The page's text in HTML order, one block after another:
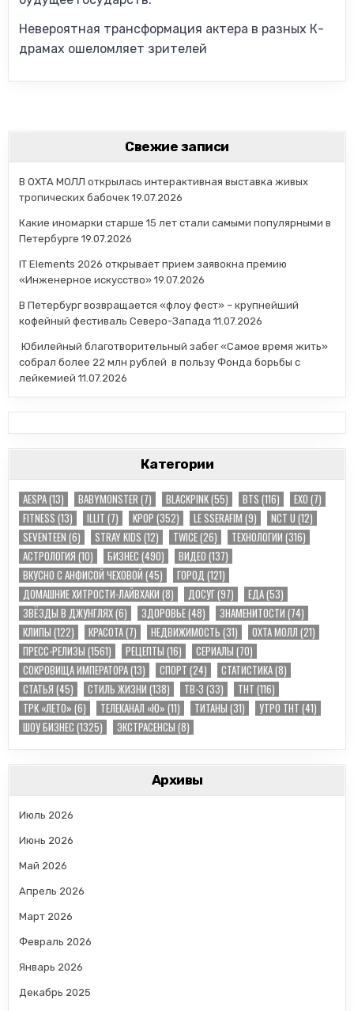
Невероятная трансформация актера в разных К-
драмах ошеломляет зрителей
Свежие записи
В ОХТА МОЛЛ открылась интерактивная выставка живых
тропических бабочек 19.07.2026
Какие иномарки старше 15 лет стали самыми популярными в
Петербурге 19.07.2026
IT Elements 2026 открывает прием заявокна премию
«Инженерное искусство» 19.07.2026
В Петербург возвращается «флоу фест» – крупнейший
кофейный фестиваль Северо-Запада 11.07.2026
Юбилейный благотворительный забег «Самое время жить»
собрал более 22 млн рублей в пользу Фонда борьбы с
лейкемией 11.07.2026
Категории
AESPA(13) BABYMONSTER (7) BLACKPINK(55) BTS (116) EXO (7)
FITNESS (13) ILLIT (7) KPOP (352) LE SSERAFIM (9) NCT U (12)
SEVENTEEN (6) STRAY KIDS (12) TWICE(26) TЕХНОЛОГИИ (316)
АСТРОЛОГИЯ (10) БИЗНЕС (490) ВИДЕО (137)
ВКУСНО С АНФИСОЙ ЧЕХОВОЙ (45) ГОРОД (121)
ДОМАШНИЕ ХИТРОСТИ-ЛАЙВХАКИ (8) ДОСУГ(97) ЕДА(53)
ЗВЁЗДЫ В ДЖУНГЛЯХ(6) ЗДОРОВЬЕ(48) ЗНАМЕНИТОСТИ (74)
КЛИПЫ (122) КРАСОТА(7) НЕДВИЖИМОСТЬ (31) ОХТА МОЛЛ (21)
ПРЕСС-РЕЛИЗЫ (1561) РЕЦЕПТЫ (16) СЕРИАЛЫ (70)
СОКРОВИЩА ИМПЕРАТОРА(13) СПОРТ (24) СТАТИСТИКА(8)
СТАТЬЯ (45) СТИЛЬ ЖИЗНИ (138) ТВ-3 (33) ТНТ (116)
ТРК «ЛЕТО» (6) ТЕЛЕКАНАЛ «Ю» (11) ТИТАНЫ (31) УТРО ТНТ (41)
ШОУ БИЗНЕС (1325) ЭКСТРАСЕНСЫ (8)
Архивы
Июль 2026
Июнь 2026
Май 2026
Апрель 2026
Март 2026
Февраль 2026
Январь 2026
Декабрь 2025